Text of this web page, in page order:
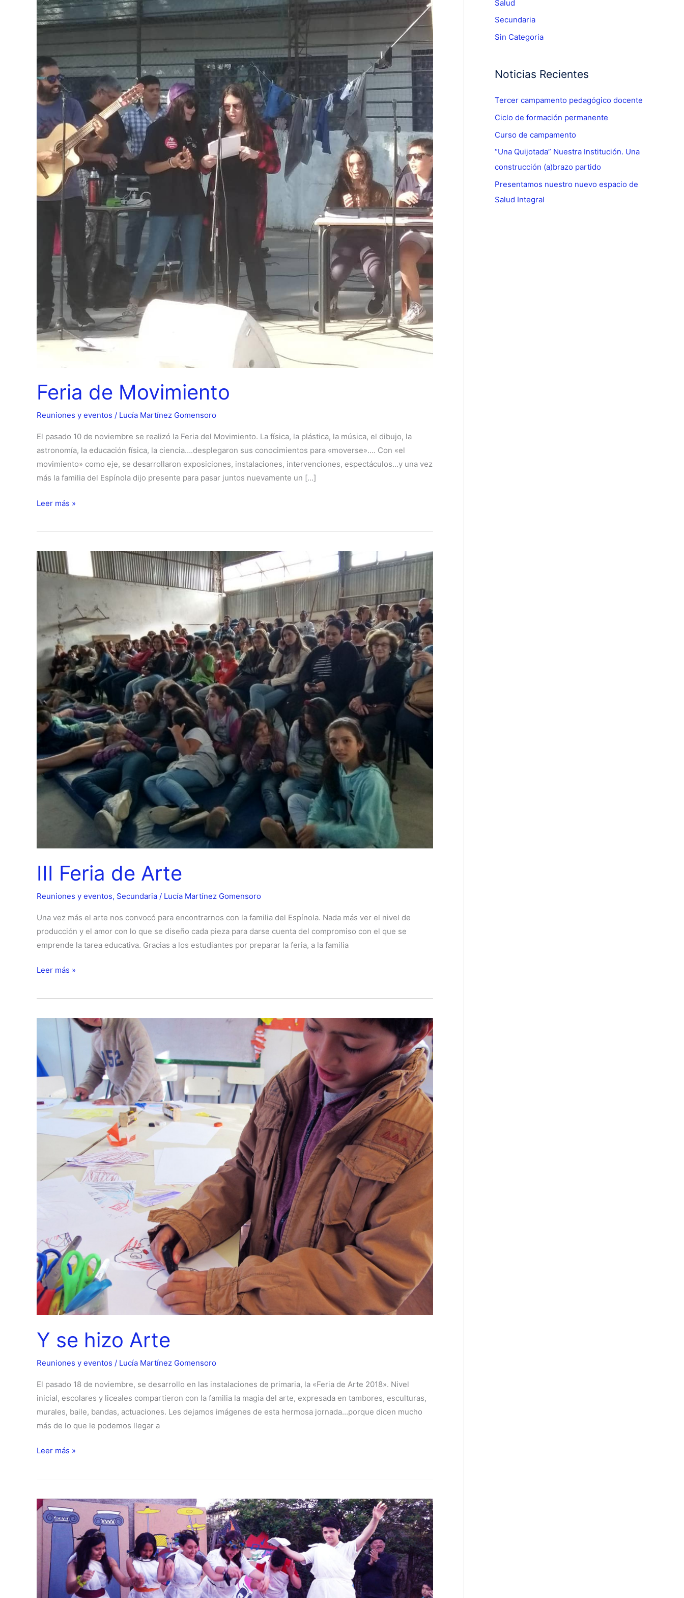
Feria de Movimiento
Reuniones y eventos / Lucía Martínez Gomensoro
El pasado 10 de noviembre se realizó la Feria del Movimiento. La física, la plástica, la música, el dibujo, la
astronomía, la educación física, la ciencia….desplegaron sus conocimientos para «moverse»…. Con «el
movimiento» como eje, se desarrollaron exposiciones, instalaciones, intervenciones, espectáculos…y una vez
más la familia del Espínola dijo presente para pasar juntos nuevamente un […]
Feria
Movimiento
Leer más »
III Feria de Arte
Reuniones y eventos, Secundaria / Lucía Martínez Gomensoro
Una vez más el arte nos convocó para encontrarnos con la familia del Espínola. Nada más ver el nivel de
producción y el amor con lo que se diseño cada pieza para darse cuenta del compromiso con el que se
emprende la tarea educativa. Gracias a los estudiantes por preparar la feria, a la familia
III
de
Leer más »
Y se hizo Arte
Reuniones y eventos / Lucía Martínez Gomensoro
El pasado 18 de noviembre, se desarrollo en las instalaciones de primaria, la «Feria de Arte 2018». Nivel
inicial, escolares y liceales compartieron con la familia la magia del arte, expresada en tambores, esculturas,
murales, baile, bandas, actuaciones. Les dejamos imágenes de esta hermosa jornada…porque dicen mucho
más de lo que le podemos llegar a
Y
hizo
Leer más »
Salud
Secundaria
Sin Categoria
Noticias Recientes
Tercer campamento pedagógico docente
Ciclo de formación permanente
Curso de campamento
“Una Quijotada” Nuestra Institución. Una
construcción (a)brazo partido
Presentamos nuestro nuevo espacio de
Salud Integral